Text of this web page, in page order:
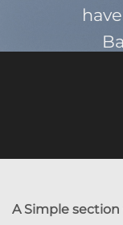
A Simple